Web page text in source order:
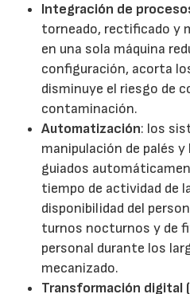
Integración de
torneado, rectificado y
en una sola máquina
configuración, acorta
disminuye el riesgo de
contaminación.
Automatización: los
manipulación de palés
guiados
tiempo de actividad de
disponibilidad del
turnos nocturnos y de
personal durante los
mecanizado.
Transformación digital